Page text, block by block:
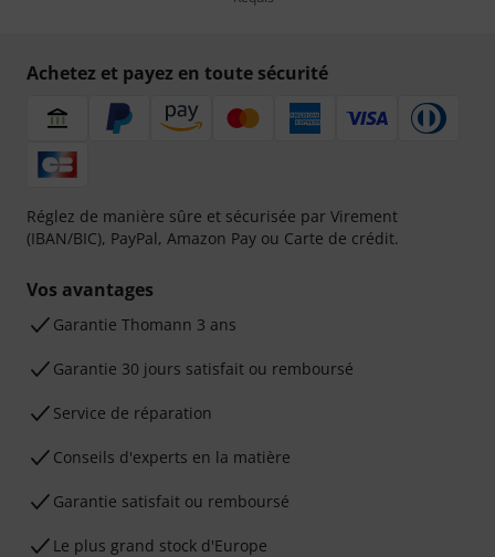
Achetez et payez en toute sécurité
Réglez de manière sûre et sécurisée par Virement
(IBAN/BIC), PayPal, Amazon Pay ou Carte de crédit.
Vos avantages
Ga­ran­tie Thomann 3 ans
Garantie 30 jours satisfait ou remboursé
Service de réparation
Conseils d'experts en la matière
Garantie satisfait ou remboursé
Le plus grand stock d'Europe